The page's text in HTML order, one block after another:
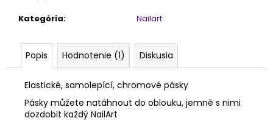
Kategória: Nailart
Popis Hodnotenie (1) Diskusia
Elastické, samolepící, chromové pásky
Pásky můžete natáhnout do oblouku, jemně s nimi
dozdobit každý NailArt